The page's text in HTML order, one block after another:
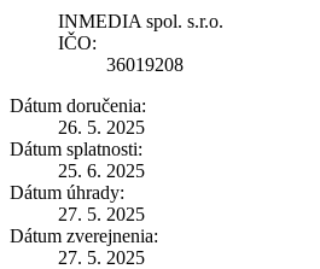
INMEDIA spol. s.r.o.
IČO:
36019208
Dátum doručenia:
26. 5. 2025
Dátum splatnosti:
25. 6. 2025
Dátum úhrady:
27. 5. 2025
Dátum zverejnenia:
27. 5. 2025